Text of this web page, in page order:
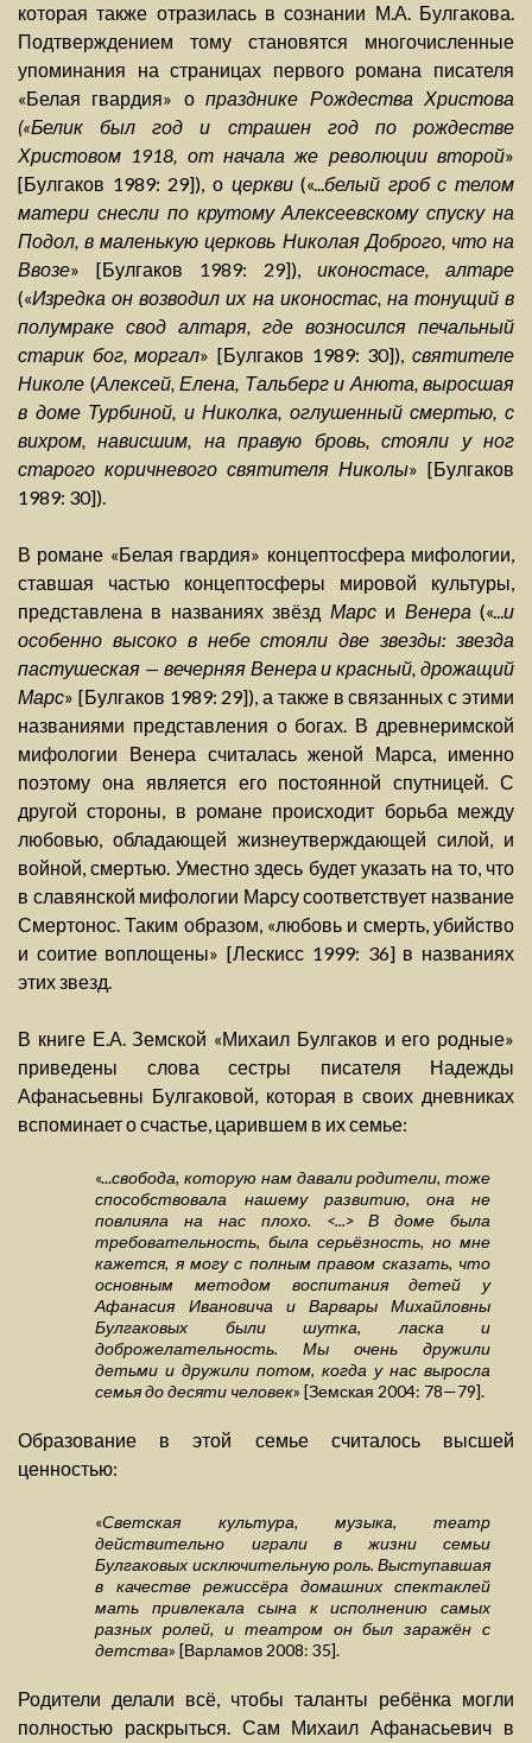
которая также отразилась в сознании М.А. Булгакова.
Подтверждением тому становятся многочисленные
упоминания на страницах первого романа писателя
«Белая гвардия» опразднике Рождества Христова
(«Белик был год и страшен год по рождестве
Христовом 1918, от начала же революции второй»
[Булгаков 1989: 29]), о церкви(«...белый гроб с телом
матери снесли по крутому Алексеевскому спуску на
Подол, в маленькую церковь Николая Доброго, что на
Ввозе» [Булгаков 1989: 29]), иконостасе, алтаре
(«Изредка он возводил их на иконостас, на тонущий в
полумраке свод алтаря, где возносился печальный
старик бог, моргал» [Булгаков 1989: 30]),святителе
Николе (Алексей, Елена, Тальберг и Анюта, выросшая
в доме Турбиной, и Николка, оглушенный смертью, с
вихром, нависшим, на правую бровь, стояли у ног
старого коричневого святителя Николы» [Булгаков
1989: 30]).
В романе «Белая гвардия» концептосфера мифологии,
ставшая частью концептосферы мировой культуры,
представлена в названиях звёзд Марси Венера («...и
особенно высоко в небе стояли две звезды: звезда
пастушеская — вечерняя Венера и красный, дрожащий
Марс» [Булгаков 1989: 29]), а также в связанных с этими
названиями представления о богах. В древнеримской
мифологии Венера считалась женой Марса, именно
поэтому она является его постоянной спутницей. С
другой стороны, в романе происходит борьба между
любовью, обладающей жизнеутверждающей силой, и
войной, смертью. Уместно здесь будет указать на то, что
в славянской мифологии Марсу соответствует название
Смертонос. Таким образом, «любовь и смерть, убийство
и соитие воплощены» [Лескисс 1999: 36] в названиях
этих звезд.
В книге Е.А. Земской «Михаил Булгаков и его родные»
приведены слова сестры писателя Надежды
Афанасьевны Булгаковой, которая в своих дневниках
вспоминает о счастье, царившем в их семье:
«...свобода, которую нам давали родители, тоже
способствовала нашему развитию, она не
повлияла на нас плохо. <...> В доме была
требовательность, была серьёзность, но мне
кажется, я могу с полным правом сказать, что
основным методом воспитания детей у
Афанасия Ивановича и Варвары Михайловны
Булгаковых были шутка, ласка и
доброжелательность. Мы очень дружили
детьми и дружили потом, когда у нас выросла
семья до десяти человек» [Земская 2004: 78—79].
Образование в этой семье считалось высшей
ценностью:
«Светская культура, музыка, театр
действительно играли в жизни семьи
Булгаковых исключительную роль. Выступавшая
в качестве режиссёра домашних спектаклей
мать привлекала сына к исполнению самых
разных ролей, и театром он был заражён с
детства» [Варламов 2008: 35].
Родители делали всё, чтобы таланты ребёнка могли
полностью раскрыться. Сам Михаил Афанасьевич в